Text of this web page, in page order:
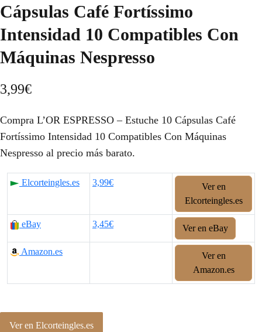
Cápsulas Café Fortíssimo
Intensidad 10 Compatibles Con
Máquinas Nespresso
3,99€
Compra L’OR ESPRESSO – Estuche 10 Cápsulas Café
Fortíssimo Intensidad 10 Compatibles Con Máquinas
Nespresso al precio más barato.
Elcorteingles.es 3,99€
Ver en
Elcorteingles.es
eBay 3,45€ Ver en eBay
Amazon.es
Ver en
Amazon.es
Ver en Elcorteingles.es